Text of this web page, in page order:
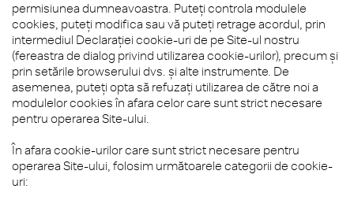
Vezi toate
produsele >
Sosuri
McDelivery >
Grant my passion
McCafé®
#cevabundestiut
permisiunea dumneavoastra. Puteţi controla modulele
cookies, puteți modifica sau vă puteți retrage acordul, prin
intermediul Declarației cookie-uri de pe Site-ul nostru
(fereastra de dialog privind utilizarea cookie-urilor), precum și
prin setările browserului dvs. şi alte instrumente. De
asemenea, puteţi opta să refuzaţi utilizarea de către noi a
modulelor cookies în afara celor care sunt strict necesare
pentru operarea Site-ului.
În afara cookie-urilor care sunt strict necesare pentru
operarea Site-ului, folosim următoarele categorii de cookie-
uri: